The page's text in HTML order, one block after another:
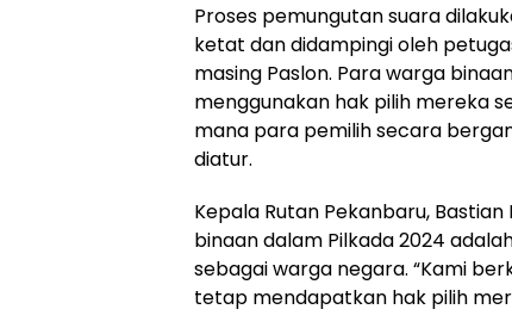
Proses pemungutan suara
ketat dan didampingi oleh
masing Paslon. Para warga
menggunakan hak pilih mereka
mana para pemilih secara
diatur.
Kepala Rutan Pekanbaru,
binaan dalam Pilkada 2024
sebagai warga negara. “Kami
tetap mendapatkan hak pilih